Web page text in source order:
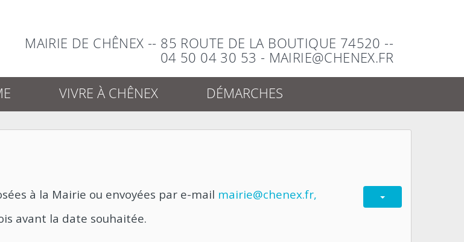
MAIRIE DE CHÊNEX -- 85 ROUTE DE LA BOUTIQUE 74520 --
04 50 04 30 53 - MAIRIE@CHENEX.FR
VIVRE À CHÊNEX DÉMARCHES
à la Mairie ou envoyées par e-mail mairie@chenex.fr,
avant la date souhaitée.